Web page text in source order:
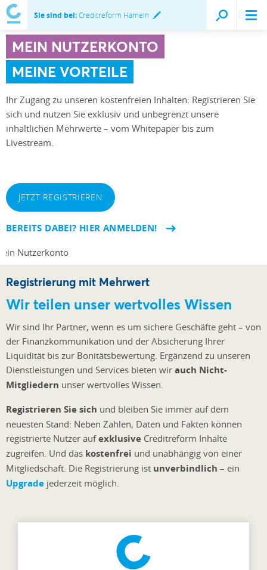
Sie sind bei:Creditreform Hameln
MEIN NUTZERKONTO
MEINE VORTEILE
Ihr Zugang zu unseren kostenfreien Inhalten: Registrieren Sie
sich und nutzen Sie exklusiv und unbegrenzt unsere
inhaltlichen Mehrwerte – vom Whitepaper bis zum
Livestream.
JETZT REGISTRIEREN
BEREITS DABEI? HIER ANMELDEN!
Registrierung mit Mehrwert
Wir teilen unser wertvolles Wissen
Wir sind Ihr Partner, wenn es um sichere Geschäfte geht – von
der Finanzkommunikation und der Absicherung Ihrer
Liquidität bis zur Bonitätsbewertung. Ergänzend zu unseren
Dienstleistungen und Services bieten wir auch Nicht-
Mitgliedern unser wertvolles Wissen.
Registrieren Sie sich und bleiben Sie immer auf dem
neuesten Stand: Neben Zahlen, Daten und Fakten können
registrierte Nutzer aufexklusive Creditreform Inhalte
zugreifen. Und das kostenfrei und unabhängig von einer
Mitgliedschaft. Die Registrierung ist unverbindlich – ein
Upgrade jederzeit möglich.